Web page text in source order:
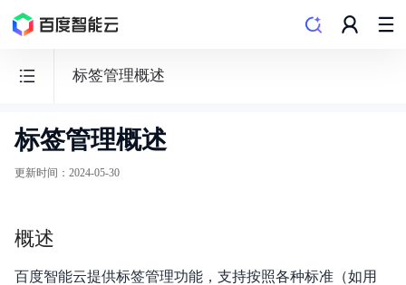
标签管理概述
云
服
BCC
标签管理概述
更新时间 ： 2024-05-30
概述
百度智能云提供标签管理功能，支持按照各种标准（如用